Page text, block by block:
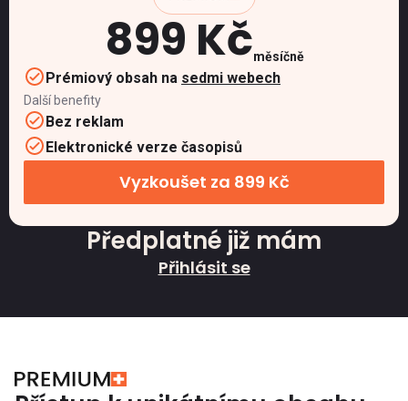
899 Kčměsíčně
Prémiový obsah na sedmi webech
Další benefity
Bez reklam
Elektronické verze časopisů
Vyzkoušet za 899 Kč
Předplatné již mám
Přihlásit se